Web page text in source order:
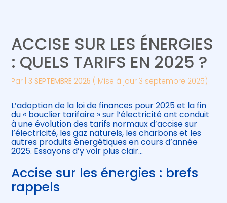
Gérer votre quotidien
Piloter votre entreprise
Développer votre entreprise
Construire votre patrimoine
Être prêt pour la facturation
électronique
Suivre votre comptabilité
Gérer vos ressources humaines
ACCISE SUR LES ÉNERGIES
: QUELS TARIFS EN 2025 ?
Par |3 SEPTEMBRE 2025 ( Mise à jour 3 septembre 2025)
L’adoption de la loi de finances pour 2025 et la fin
du « bouclier tarifaire » sur l’électricité ont conduit
à une évolution des tarifs normaux d’accise sur
l’électricité, les gaz naturels, les charbons et les
autres produits énergétiques en cours d’année
2025. Essayons d’y voir plus clair…
Accise sur les énergies : brefs
rappels